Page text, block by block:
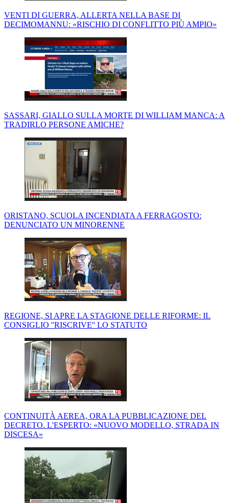
VENTI DI GUERRA, ALLERTA NELLA BASE DI
DECIMOMANNU: «RISCHIO DI CONFLITTO PIÙ AMPIO»
SASSARI, GIALLO SULLA MORTE DI WILLIAM MANCA: A
TRADIRLO PERSONE AMICHE?
ORISTANO, SCUOLA INCENDIATA A FERRAGOSTO:
DENUNCIATO UN MINORENNE
REGIONE, SI APRE LA STAGIONE DELLE RIFORME: IL
CONSIGLIO ''RISCRIVE'' LO STATUTO
CONTINUITÀ AEREA, ORA LA PUBBLICAZIONE DEL
DECRETO. L'ESPERTO: «NUOVO MODELLO, STRADA IN
DISCESA»